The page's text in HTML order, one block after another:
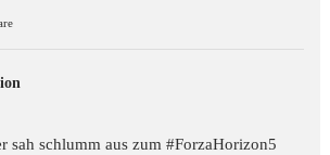
sah schlumm aus zum#ForzaHorizon5